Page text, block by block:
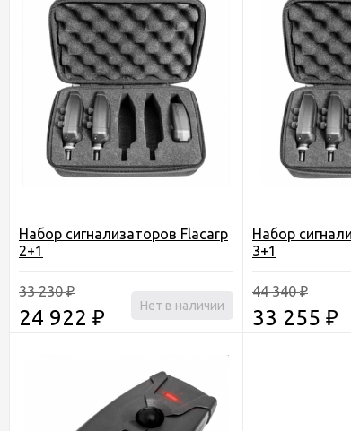
Набор сигнализаторов Flacarp
2+1
33 230₽
24 922 ₽
Нет в наличии
Набор
3+1
44 340₽
33 255 ₽